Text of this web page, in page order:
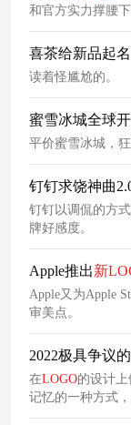
和官方实力撑腰
喜茶给新品起
读着怪尴尬的。
蜜雪冰城全球
平价蜜雪冰城，狂
钉钉求饶神曲
钉钉以调侃的方
牌好感度。
Apple推出新
Apple又为Apple
审美点。
2022极具争议
在LOGO的设计
记忆的一种方式
也有不少的品牌